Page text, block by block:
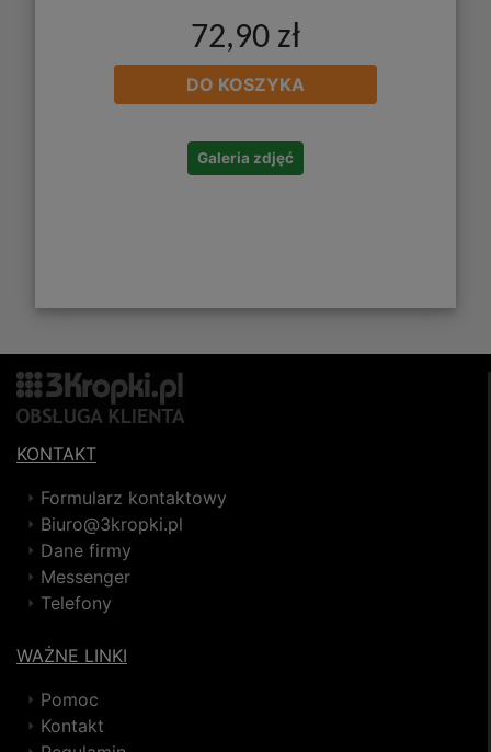
72,90 zł
DO KOSZYKA
Galeria zdjęć
KONTAKT
Formularz kontaktowy
Biuro@3kropki.pl
Dane firmy
Messenger
Telefony
WAŻNE LINKI
Pomoc
Kontakt